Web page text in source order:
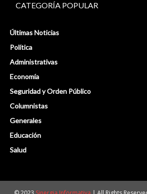
CATEGORÍA POPULAR
Últimas Noticias
Política
Administrativas
Economía
Seguridad y Orden Público
Columnistas
Generales
Educación
Salud